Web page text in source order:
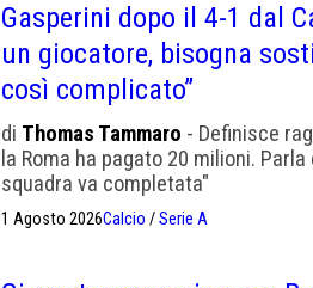
Gasperini dopo il 4-1 dal
un giocatore, bisogna
così complicato”
di Thomas Tammaro - Definisce
la Roma ha pagato 20 milioni.
squadra va completata"
1 Agosto 2026Calcio /Serie A